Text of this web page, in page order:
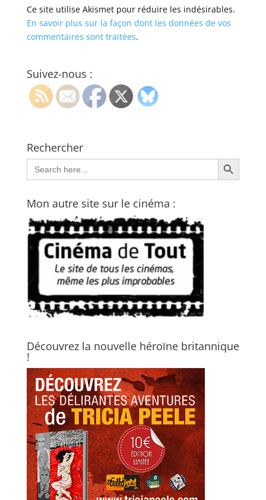
Ce site utilise Akismet pour réduire les indésirables.
En savoir plus sur la façon dont les données de vos
commentaires sont traitées.
Suivez-nous :
Rechercher
Search
for:
Search Button
Mon autre site sur le cinéma :
Découvrez la nouvelle héroïne britannique
!